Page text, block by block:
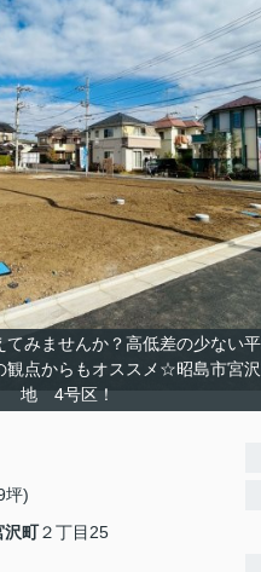
てみませんか？高低差の少ない
観点からもオススメ☆昭島市宮
地 4号区！
坪)
沢町２丁目25